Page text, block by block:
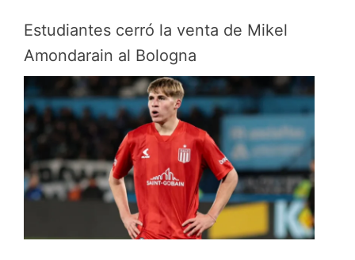
Estudiantes cerró la venta de Mikel
Amondarain al Bologna